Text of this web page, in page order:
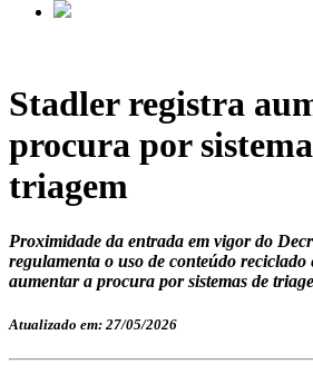
Stadler registra
procura por
triagem
Proximidade da entrada em vigor do
regulamenta o uso de conteúdo reciclado
aumentar a procura por sistemas de
Atualizado em: 27/05/2026